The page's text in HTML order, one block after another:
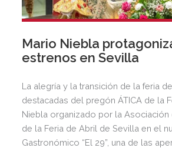
Mario Niebla
estrenos en Sevilla
La alegría y la transición de la feria
destacadas del pregón ÁTICA de la
Niebla organizado por la Asociación
de la Feria de Abril de Sevilla en el
Gastronómico “El 29”, una de las